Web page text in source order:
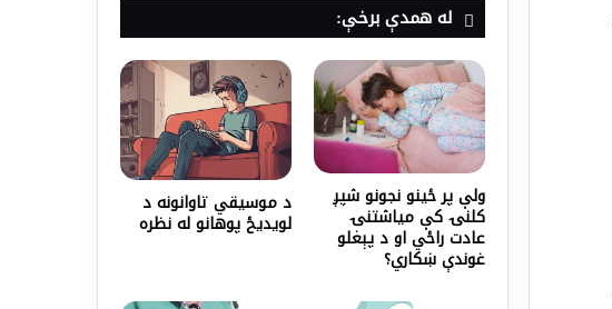
له همدې برخې:
ولې پر ځينو نجونو شپږ
کلنۍ کې میاشتنۍ
عادت راځي او د پېغلو
غوندې ښکاري؟
د موسیقي تاوانونه د
لویدیځ پوهانو له نظره